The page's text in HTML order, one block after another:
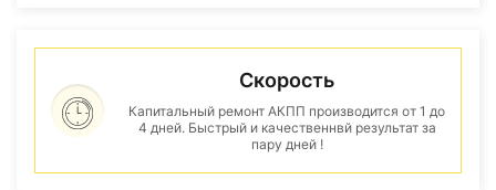
Скорость
Капитальный ремонт АКПП производится от 1 до
4 дней. Быстрый и качественнвй результат за
пару дней !